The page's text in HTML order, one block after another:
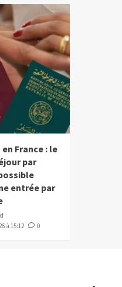
France : le
par
entrée par
à 15:12
0